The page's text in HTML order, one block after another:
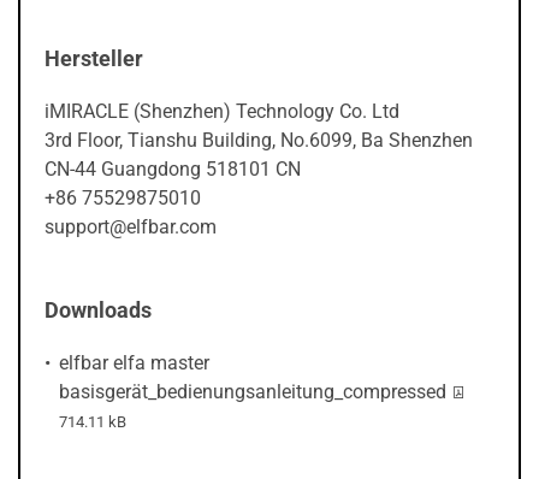
Hersteller
iMIRACLE (Shenzhen) Technology Co. Ltd
3rd Floor, Tianshu Building, No.6099, Ba Shenzhen
CN-44 Guangdong 518101 CN
+86 75529875010
support@elfbar.com
Downloads
elfbar elfa master
basisgerät_bedienungsanleitung_compressed
714.11 kB